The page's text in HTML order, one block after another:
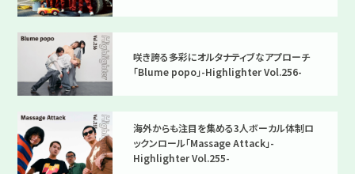
咲き誇る多彩にオルタナティブなアプローチ
「Blume popo」-Highlighter Vol.256-
海外からも注目を集める3人ボーカル体制ロ
ックンロール「Massage Attack」-
Highlighter Vol.255-